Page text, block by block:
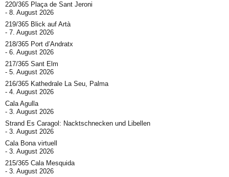
220/365 Plaça de Sant Jeroni
8. August 2026
219/365 Blick auf Artà
7. August 2026
218/365 Port d’Andratx
6. August 2026
217/365 Sant Elm
5. August 2026
216/365 Kathedrale La Seu, Palma
4. August 2026
Cala Agulla
3. August 2026
Strand Es Caragol: Nacktschnecken und Libellen
3. August 2026
Cala Bona virtuell
3. August 2026
215/365 Cala Mesquida
3. August 2026